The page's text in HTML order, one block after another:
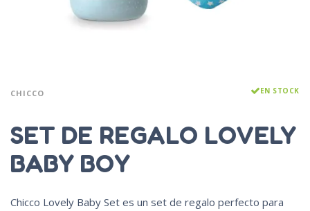
CHICCO EN STOCK
SET DE REGALO LOVELY
BABY BOY
Chicco Lovely Baby Set es un set de regalo perfecto para